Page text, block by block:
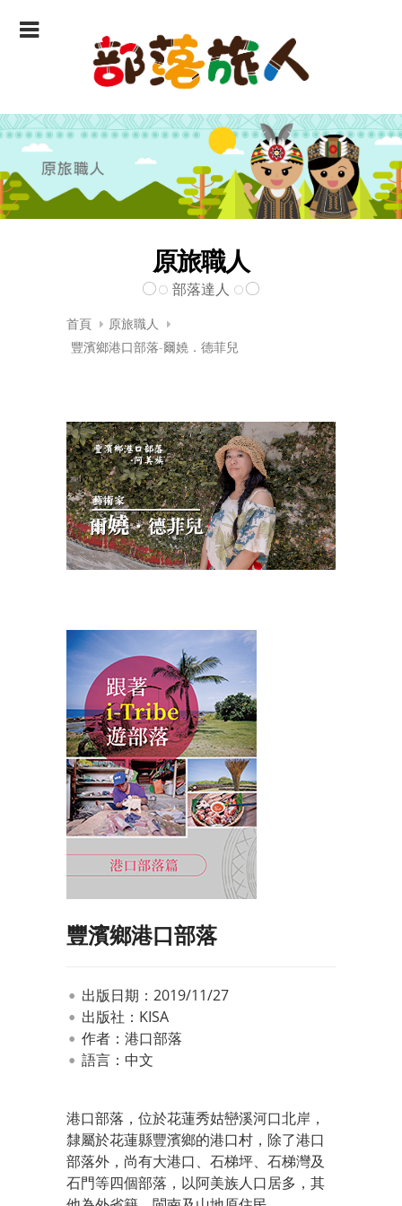
原旅職人
部落達人
首頁
原旅職人
豐濱鄉港口部落-爾嬈．德菲兒
豐濱鄉港口部落
出版日期：2019/11/27
出版社：KISA
作者：港口部落
語言：中文
港口部落，位於花蓮秀姑巒溪河口北岸，
隸屬於花蓮縣豐濱鄉的港口村，除了港口
部落外，尚有大港口、石梯坪、石梯灣及
石門等四個部落，以阿美族人口居多，其